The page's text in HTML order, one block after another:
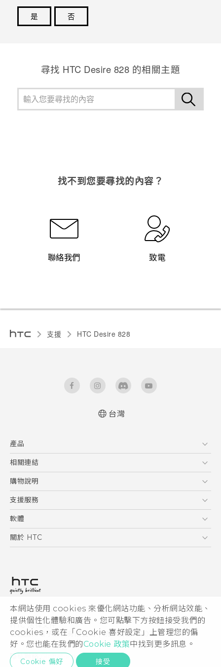
本網站使用 cookies 來優化網站功能、分析網站效能、
提供個性化體驗和廣告。您可點擊下方按鈕接受我們的
cookies，或在「Cookie 喜好設定」上管理您的偏
好。您也能在我們的Cookie 政策中找到更多訊息。
Cookie 偏好 接受
是
否
尋找 HTC Desire 828 的相關主題
找不到您要尋找的內容？
聯絡我們 致電
支援 HTC Desire 828‎
台灣
產品
5G
智慧型手機
配件
相關連結
HTC Research
購物說明
購物須知
訂單管理
付款方式
支援服務
到府收送維修服務
服務中心資訊
客戶服務佈告欄
軟體
應用程式
HTC Sync Manager
關於 HTC
投資人
隱私權政策
產品安全性
Cookie
Security and Privacy Whitepaper
© 2011-2026 HTC Corporation
HTC 法律文件
宏達國際電子股份有限公司 | 統一編號16003518
隱私聯絡: Global-Privacy@htc.com